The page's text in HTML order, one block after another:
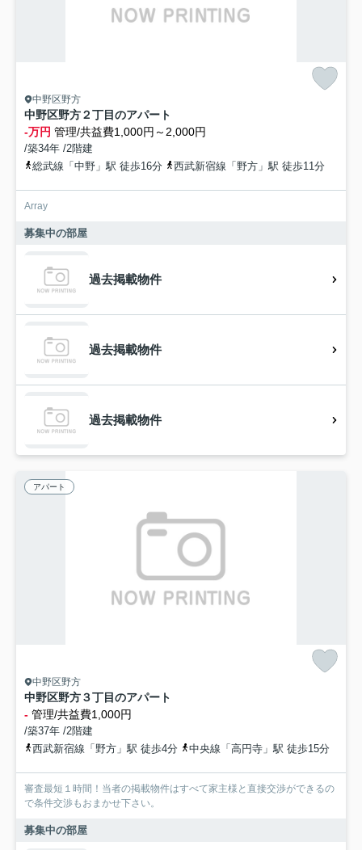
中野区野方
中野区野方２丁目のアパート
-万円 管理/共益費1,000円～2,000円
/築34年 /2階建
総武線「中野」駅 徒歩16分
西武新宿線「野方」駅 徒歩11分
Array
募集中の部屋
過去掲載物件
過去掲載物件
過去掲載物件
アパート
中野区野方
中野区野方３丁目のアパート
- 管理/共益費1,000円
/築37年 /2階建
西武新宿線「野方」駅 徒歩4分
中央線「高円寺」駅 徒歩15分
審査最短１時間！当者の掲載物件はすべて家主様と直接交渉ができるの
で条件交渉もおまかせ下さい。
募集中の部屋